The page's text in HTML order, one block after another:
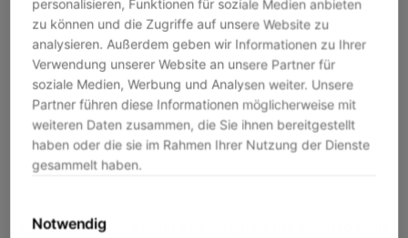
personalisieren, Funktionen für soziale Medien anbieten
zu können und die Zugriffe auf unsere Website zu
analysieren. Außerdem geben wir Informationen zu Ihrer
Verwendung unserer Website an unsere Partner für
soziale Medien, Werbung und Analysen weiter. Unsere
Partner führen diese Informationen möglicherweise mit
weiteren Daten zusammen, die Sie ihnen bereitgestellt
haben oder die sie im Rahmen Ihrer Nutzung der Dienste
gesammelt haben.
Notwendig
Application error: a